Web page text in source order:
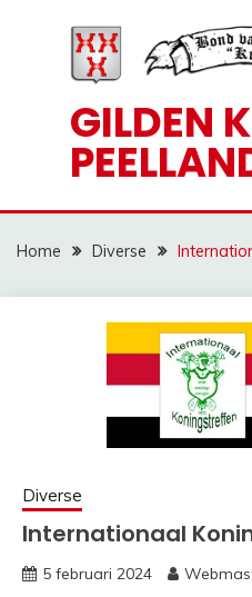
GILDEN
Home Diverse
Diverse
Internationaal
5 februari 2024